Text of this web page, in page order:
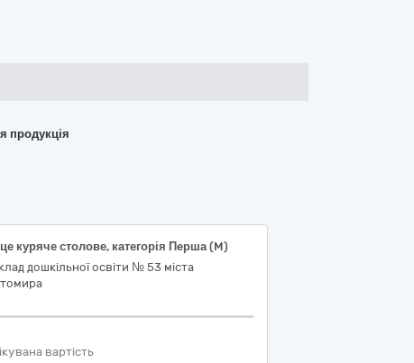
продукція
куряче столове, категорія Перша (M)
дошкільної освіти № 53 міста
вартість